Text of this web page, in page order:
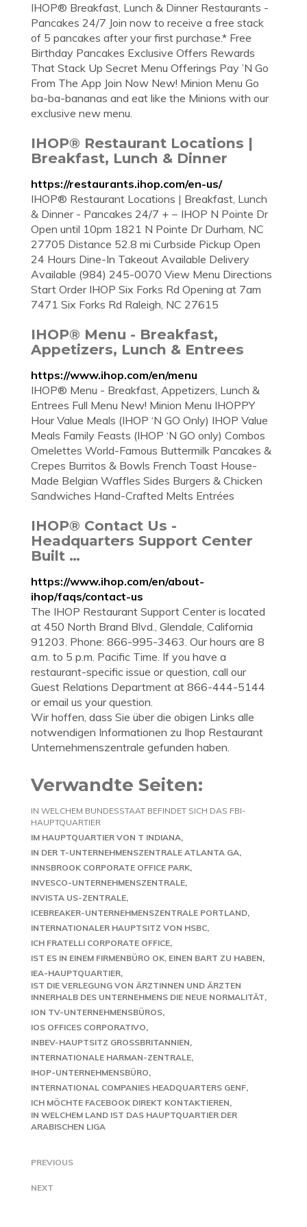
IHOP® Breakfast, Lunch & Dinner Restaurants -
Pancakes 24/7 Join now to receive a free stack
of 5 pancakes after your first purchase.* Free
Birthday Pancakes Exclusive Offers Rewards
That Stack Up Secret Menu Offerings Pay ’N Go
From The App Join Now New! Minion Menu Go
ba-ba-bananas and eat like the Minions with our
exclusive new menu.
IHOP® Restaurant Locations |
Breakfast, Lunch & Dinner
https://restaurants.ihop.com/en-us/
IHOP® Restaurant Locations | Breakfast, Lunch
& Dinner - Pancakes 24/7 + − IHOP N Pointe Dr
Open until 10pm 1821 N Pointe Dr Durham, NC
27705 Distance 52.8 mi Curbside Pickup Open
24 Hours Dine-In Takeout Available Delivery
Available (984) 245-0070 View Menu Directions
Start Order IHOP Six Forks Rd Opening at 7am
7471 Six Forks Rd Raleigh, NC 27615
IHOP® Menu - Breakfast,
Appetizers, Lunch & Entrees
https://www.ihop.com/en/menu
IHOP® Menu - Breakfast, Appetizers, Lunch &
Entrees Full Menu New! Minion Menu IHOPPY
Hour Value Meals (IHOP ‘N GO Only) IHOP Value
Meals Family Feasts (IHOP ‘N GO only) Combos
Omelettes World-Famous Buttermilk Pancakes &
Crepes Burritos & Bowls French Toast House-
Made Belgian Waffles Sides Burgers & Chicken
Sandwiches Hand-Crafted Melts Entrées
IHOP® Contact Us -
Headquarters Support Center
Built …
https://www.ihop.com/en/about-
ihop/faqs/contact-us
The IHOP Restaurant Support Center is located
at 450 North Brand Blvd., Glendale, California
91203. Phone: 866-995-3463. Our hours are 8
a.m. to 5 p.m. Pacific Time. If you have a
restaurant-specific issue or question, call our
Guest Relations Department at 866-444-5144
or email us your question.
Wir hoffen, dass Sie über die obigen Links alle
notwendigen Informationen zu Ihop Restaurant
Unternehmenszentrale gefunden haben.
Verwandte Seiten:
IN WELCHEM BUNDESSTAAT BEFINDET SICH DAS FBI-
HAUPTQUARTIER
IM HAUPTQUARTIER VON T INDIANA
IN DER T-UNTERNEHMENSZENTRALE ATLANTA GA
INNSBROOK CORPORATE OFFICE PARK
INVESCO-UNTERNEHMENSZENTRALE
INVISTA US-ZENTRALE
ICEBREAKER-UNTERNEHMENSZENTRALE PORTLAND
INTERNATIONALER HAUPTSITZ VON HSBC
ICH FRATELLI CORPORATE OFFICE
IST ES IN EINEM FIRMENBÜRO OK, EINEN BART ZU HABEN
IEA-HAUPTQUARTIER
IST DIE VERLEGUNG VON ÄRZTINNEN UND ÄRZTEN
INNERHALB DES UNTERNEHMENS DIE NEUE NORMALITÄT
ION TV-UNTERNEHMENSBÜROS
IOS OFFICES CORPORATIVO
INBEV-HAUPTSITZ GROSSBRITANNIEN
INTERNATIONALE HARMAN-ZENTRALE
IHOP-UNTERNEHMENSBÜRO
INTERNATIONAL COMPANIES HEADQUARTERS GENF
ICH MÖCHTE FACEBOOK DIREKT KONTAKTIEREN
IN WELCHEM LAND IST DAS HAUPTQUARTIER DER
ARABISCHEN LIGA
PREVIOUS
NEXT